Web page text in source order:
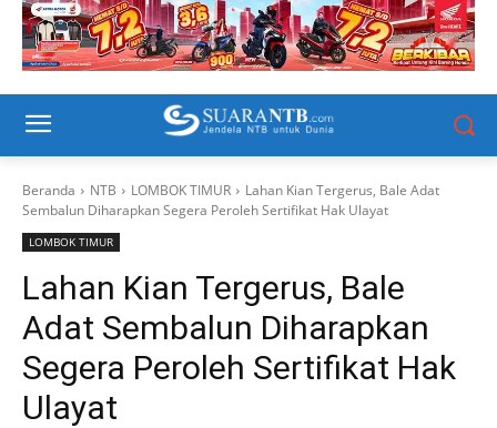
Beranda NTB LOMBOK TIMUR
Lahan Kian Tergerus, Bale Adat
Sembalun Diharapkan Segera Peroleh Sertifikat Hak Ulayat
LOMBOK TIMUR
Lahan Kian Tergerus, Bale
Adat Sembalun Diharapkan
Segera Peroleh Sertifikat Hak
Ulayat